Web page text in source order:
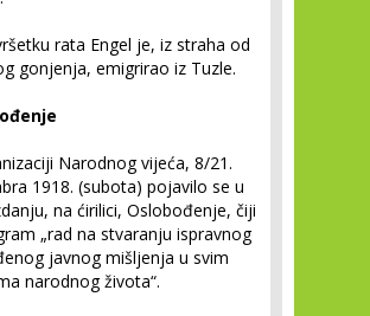
rata Engel je, iz straha od
gonjenja, emigrirao iz Tuzle.
Narodnog vijeća, 8/21.
1918. (subota) pojavilo se u
na ćirilici, Oslobođenje, čiji
„rad na stvaranju ispravnog
javnog mišljenja u svim
narodnog života“.